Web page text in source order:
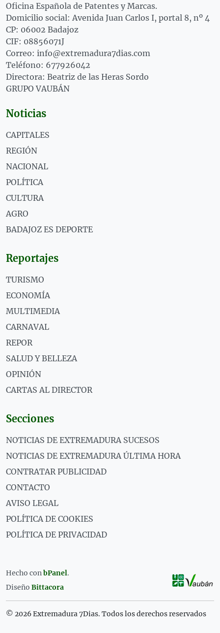
Oficina Española de Patentes y Marcas.
Domicilio social: Avenida Juan Carlos I, portal 8, nº 4
CP: 06002 Badajoz
CIF: 08856071J
Correo: info@extremadura7dias.com
Teléfono: 677926042
Directora: Beatriz de las Heras Sordo
GRUPO VAUBÁN
Noticias
CAPITALES
REGIÓN
NACIONAL
POLÍTICA
CULTURA
AGRO
BADAJOZ ES DEPORTE
Reportajes
TURISMO
ECONOMÍA
MULTIMEDIA
CARNAVAL
REPOR
SALUD Y BELLEZA
OPINIÓN
CARTAS AL DIRECTOR
Secciones
NOTICIAS DE EXTREMADURA SUCESOS
NOTICIAS DE EXTREMADURA ÚLTIMA HORA
CONTRATAR PUBLICIDAD
CONTACTO
AVISO LEGAL
POLÍTICA DE COOKIES
POLÍTICA DE PRIVACIDAD
Hecho conbPanel.
Diseño Bittacora
© 2026 Extremadura 7Dias. Todos los derechos reservados